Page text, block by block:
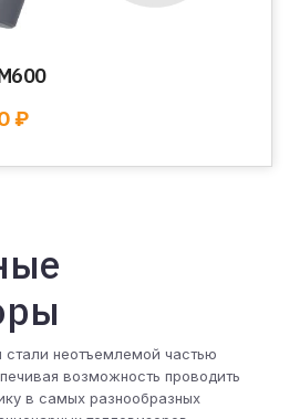
₽
стали неотъемлемой частью
возможность проводить
в самых разнообразных